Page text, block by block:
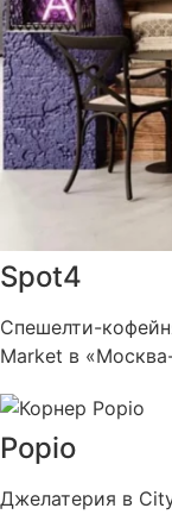
Spot4
Спешелти-
Market в
Popio
Джелатерия в